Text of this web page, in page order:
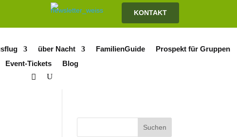
KONTAKT
über Nacht FamilienGuide
Prospekt für Gruppen
Event-Tickets
Blog